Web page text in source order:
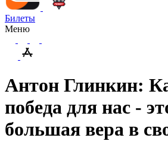
Билеты
Меню
Антон Глинкин:
победа для нас -
большая вера в